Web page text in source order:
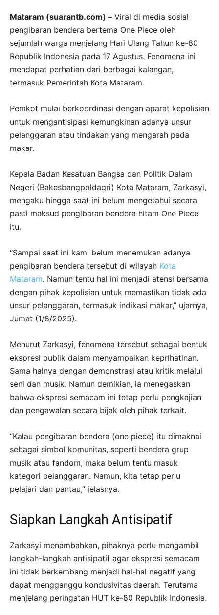
Mataram (suarantb.com) – Viral di media sosial
pengibaran bendera bertema One Piece oleh
sejumlah warga menjelang Hari Ulang Tahun ke-80
Republik Indonesia pada 17 Agustus. Fenomena ini
mendapat perhatian dari berbagai kalangan,
termasuk Pemerintah Kota Mataram.
Pemkot mulai berkoordinasi dengan aparat kepolisian
untuk mengantisipasi kemungkinan adanya unsur
pelanggaran atau tindakan yang mengarah pada
makar.
Kepala Badan Kesatuan Bangsa dan Politik Dalam
Negeri (Bakesbangpoldagri) Kota Mataram, Zarkasyi,
mengaku hingga saat ini belum mengetahui secara
pasti maksud pengibaran bendera hitam One Piece
itu.
“Sampai saat ini kami belum menemukan adanya
pengibaran bendera tersebut di wilayah Kota
Mataram. Namun tentu hal ini menjadi atensi bersama
dengan pihak kepolisian untuk memastikan tidak ada
unsur pelanggaran, termasuk indikasi makar,” ujarnya,
Jumat (1/8/2025).
Menurut Zarkasyi, fenomena tersebut sebagai bentuk
ekspresi publik dalam menyampaikan keprihatinan.
Sama halnya dengan demonstrasi atau kritik melalui
seni dan musik. Namun demikian, ia menegaskan
bahwa ekspresi semacam ini tetap perlu pengkajian
dan pengawalan secara bijak oleh pihak terkait.
“Kalau pengibaran bendera (one piece) itu dimaknai
sebagai simbol komunitas, seperti bendera grup
musik atau fandom, maka belum tentu masuk
kategori pelanggaran. Namun, kita tetap perlu
pelajari dan pantau,” jelasnya.
Siapkan Langkah Antisipatif
Zarkasyi menambahkan, pihaknya perlu mengambil
langkah-langkah antisipatif agar ekspresi semacam
ini tidak berkembang menjadi hal-hal negatif yang
dapat mengganggu kondusivitas daerah. Terutama
menjelang peringatan HUT ke-80 Republik Indonesia.